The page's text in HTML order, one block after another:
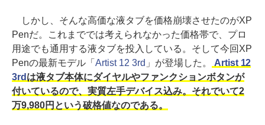
しかし、そんな高価な液タブを価格崩壊させたのがXP
Penだ。これまででは考えられなかった価格帯で、プロ
用途でも通用する液タブを投入している。そして今回XP
Penの最新モデル「 Artist 12 3rd 」が登場した。
Artist 12
3rd は液タブ本体にダイヤルやファンクションボタンが
付いているので、実質左手デバイス込み。それでいて2
万9,980円という破格値なのである。